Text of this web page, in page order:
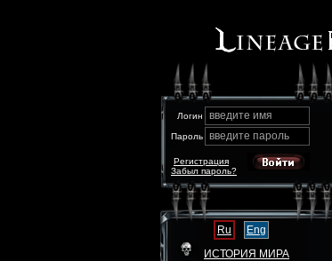
Логин введите имя
Пароль введите пароль
Забыл пароль?
Регистрация
Ru
Eng
ИСТОРИЯ МИРА